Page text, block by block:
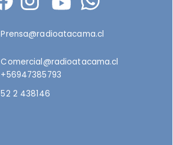
Prensa@radioatacama.cl
Comercial@radioatacama.cl
+56947385793
52 2 438146